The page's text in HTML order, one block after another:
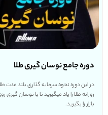
دوره جامع نوسان گیری طلا
در این دوره نحوه سرمایه گذاری بلند
روزانه طلا را یاد میگیرید تا با نوسان
بازار را بگیرید.